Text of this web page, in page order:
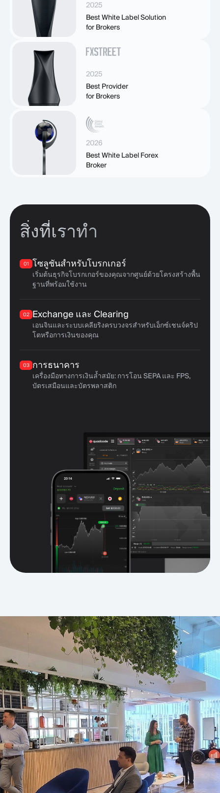
2025
Best White Label Solution
for Brokers
2025
Best Provider
for Brokers
2026
Best White Label Forex
Broker
สิ่งที่เราทำ
01 โซลูชันสำหรับโบรกเกอร์
เริ่มต้นธุรกิจโบรกเกอร์ของคุณจากศูนย์ด้วยโครงสร้างพื้น
ฐานที่พร้อมใช้งาน
02 Exchange และ Clearing
เอนจินและระบบเคลียริงครบวงจรสำหรับเอ็กซ์เชนจ์คริป
โตหรือการเงินของคุณ
03 การธนาคาร
เครื่องมือทางการเงินล้ำสมัย: การโอน SEPA และ FPS,
บัตรเสมือนและบัตรพลาสติก